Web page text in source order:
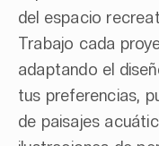
del espacio
Trabajo cada
adaptando el
tus preferencias,
de paisajes